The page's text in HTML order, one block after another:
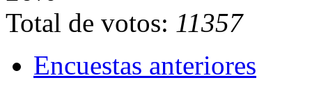
Total de votos: 11357
Encuestas anteriores